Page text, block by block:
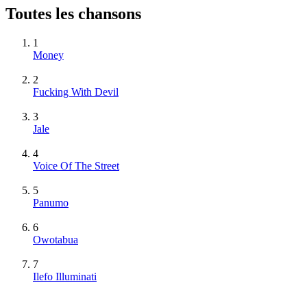
Toutes les chansons
1
Money
2
Fucking With Devil
3
Jale
4
Voice Of The Street
5
Panumo
6
Owotabua
7
Ilefo Illuminati